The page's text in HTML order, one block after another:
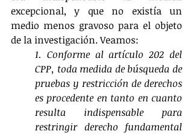
excepcional, y que no existía un
medio menos gravoso para el objeto
de la investigación. Veamos:
1. Conforme al artículo 202 del
CPP, toda medida de búsqueda de
pruebas y restricción de derechos
es procedente en tanto en cuanto
resulta indispensable para
restringir derecho fundamental